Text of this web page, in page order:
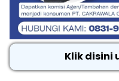
Klik disini